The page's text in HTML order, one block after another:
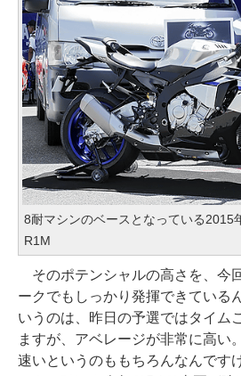
8耐マシンのベースとなっている2015
R1M
そのポテンシャルの高さを、今
ークでもしっかり発揮できている
いうのは、昨日の予選ではタイム
ますが、アベレージが非常に高い
速いというのももちろんなんです